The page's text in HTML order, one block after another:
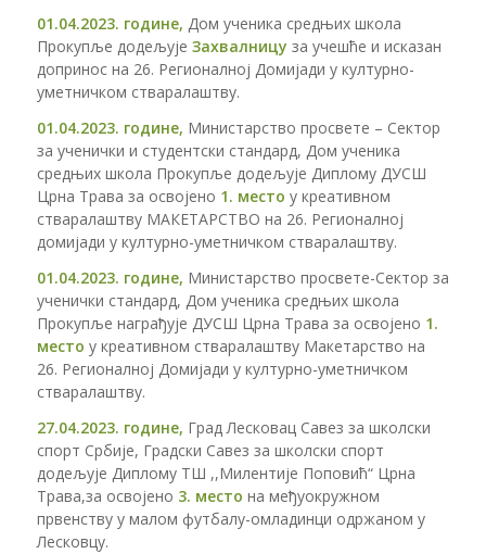
01.04.2023. године, Дом ученика средњих школа
Прокупље додељује Захвалницу за учешће и исказан
допринос на 26. Регионалној Домијади у културно-
уметничком стваралаштву.
01.04.2023. године, Министарство просвете – Сектор
за ученички и студентски стандард, Дом ученика
средњих школа Прокупље додељује Диплому ДУСШ
Црна Трава за освојено 1. место у креативном
стваралаштву МАКЕТАРСТВО на 26. Регионалној
домијади у културно-уметничком стваралаштву.
01.04.2023. године, Министарство просвете-Сектор за
ученички стандард, Дом ученика средњих школа
Прокупље награђује ДУСШ Црна Трава за освојено 1.
место у креативном стваралаштву Макетарство на
26. Регионалној Домијади у културно-уметничком
стваралаштву.
27.04.2023. године, Град Лесковац Савез за школски
спорт Србије, Градски Савез за школски спорт
додељује Диплому ТШ ,,Милентије Поповић“ Црна
Трава,за освојено 3. место на међуокружном
првенству у малом футбалу-омладинци одржаном у
Лесковцу.